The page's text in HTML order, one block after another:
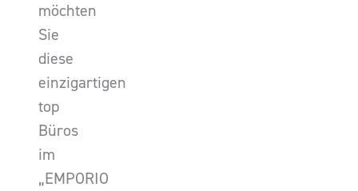
möchten
Sie
diese
einzigartigen
top
Büros
im
„EMPORIO